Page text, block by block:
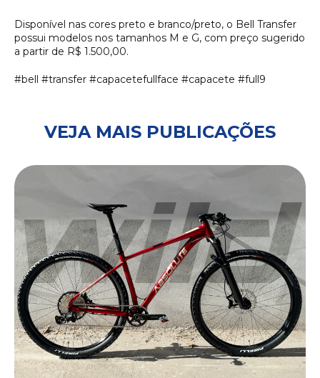
Disponível nas cores preto e branco/preto, o Bell Transfer
possui modelos nos tamanhos M e G, com preço sugerido
a partir de R$ 1.500,00.
#bell #transfer #capacetefullface #capacete #full9
VEJA MAIS PUBLICAÇÕES